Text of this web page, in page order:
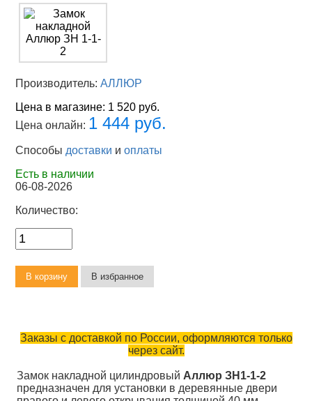
Производитель:АЛЛЮР
Цена в магазине: 1 520 руб.
Цена онлайн: 1 444 руб.
Способы доставки иоплаты
Есть в наличии
06-08-2026
Количество:
Заказы с доставкой по России, оформляются только
через сайт.
Замок накладной цилиндровый Аллюр ЗН1-1-2
предназначен для установки в деревянные двери